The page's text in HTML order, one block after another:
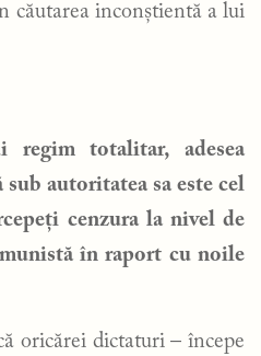
căutarea inconștientă a lui
totalitar, adesea
autoritatea sa este cel
cenzura la nivel de
în raport cu noile
oricărei dictaturi – începe